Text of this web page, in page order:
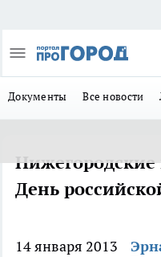
Документы Все новости
День
14 января 2013